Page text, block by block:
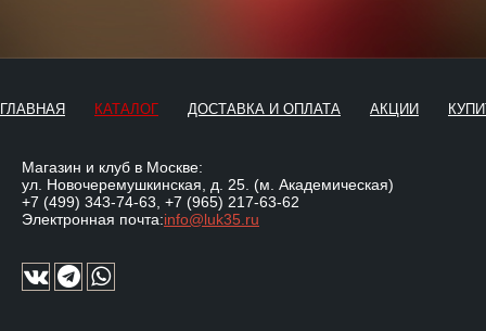
ГЛАВНАЯ КАТАЛОГ ДОСТАВКА И ОПЛАТА АКЦИИ
Магазин и клуб в Москве:
ул. Новочеремушкинская, д. 25. (м. Академическая)
+7 (499) 343-74-63 +7 (965) 217-63-62
Электронная почта:info@luk35.ru